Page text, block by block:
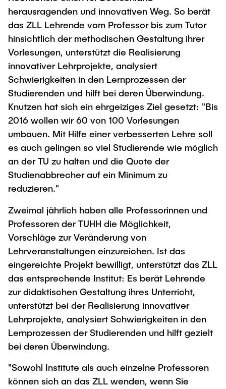
herausragenden und innovativen Weg. So berät
das ZLL Lehrende vom Professor bis zum Tutor
hinsichtlich der methodischen Gestaltung ihrer
Vorlesungen, unterstützt die Realisierung
innovativer Lehrprojekte, analysiert
Schwierigkeiten in den Lernprozessen der
Studierenden und hilft bei deren Überwindung.
Knutzen hat sich ein ehrgeiziges Ziel gesetzt: "Bis
2016 wollen wir 60 von 100 Vorlesungen
umbauen. Mit Hilfe einer verbesserten Lehre soll
es auch gelingen so viel Studierende wie möglich
an der TU zu halten und die Quote der
Studienabbrecher auf ein Minimum zu
reduzieren."
Zweimal jährlich haben alle Professorinnen und
Professoren der TUHH die Möglichkeit,
Vorschläge zur Veränderung von
Lehrveranstaltungen einzureichen. Ist das
eingereichte Projekt bewilligt, unterstützt das ZLL
das entsprechende Institut: Es berät Lehrende
zur didaktischen Gestaltung ihres Unterricht,
unterstützt bei der Realisierung innovativer
Lehrprojekte, analysiert Schwierigkeiten in den
Lernprozessen der Studierenden und hilft gezielt
bei deren Überwindung.
"Sowohl Institute als auch einzelne Professoren
können sich an das ZLL wenden, wenn Sie